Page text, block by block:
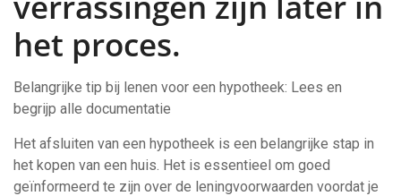
het proces.
Belangrijke tip bij lenen voor een hypotheek: Lees en
begrijp alle documentatie
Het afsluiten van een hypotheek is een belangrijke stap in
het kopen van een huis. Het is essentieel om goed
geïnformeerd te zijn over de leningvoorwaarden voordat je